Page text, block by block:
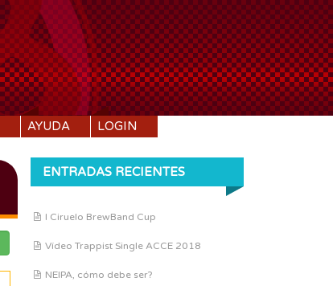
AYUDA LOGIN
ENTRADAS RECIENTES
I Ciruelo BrewBand Cup
Vídeo Trappist Single ACCE 2018
NEIPA, cómo debe ser?